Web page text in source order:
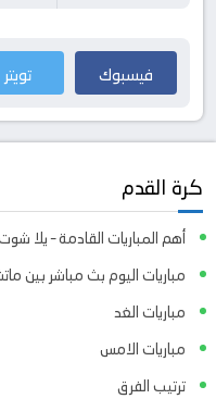
فيسبوك تويتر
كرة القدم
أهم المباريات القادمة – يلا
مباريات اليوم بث مباشر بين
مباريات الغد
مباريات الامس
ترتيب الفرق